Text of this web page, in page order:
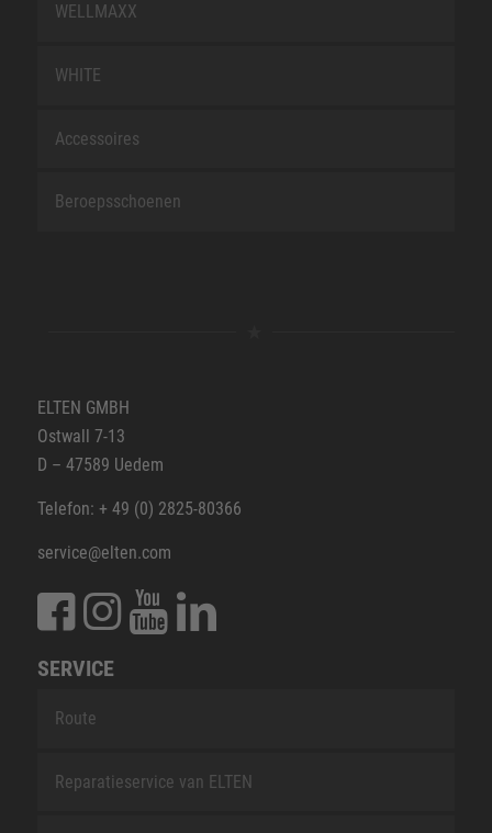
WELLMAXX
WHITE
Accessoires
Beroepsschoenen
ELTEN GMBH
Ostwall 7-13
D – 47589 Uedem
Telefon: + 49 (0) 2825-80366
service@elten.com
SERVICE
Route
Reparatieservice van ELTEN